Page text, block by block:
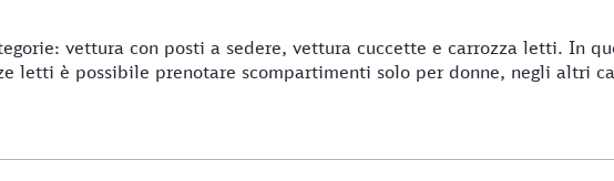
vettura con posti a sedere, vettura cuccette e carrozza letti. In
letti è possibile prenotare scompartimenti solo per donne, negli altri